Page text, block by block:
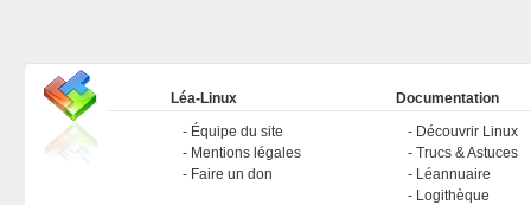
Léa-Linux
Équipe du site
Mentions légales
Faire un don
Documentation
Découvrir Linux
Trucs & Astuces
Léannuaire
Logithèque